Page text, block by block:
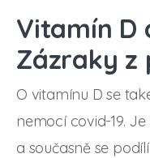
Vitamín D
Zázraky z
O vitamínu D se
nemocí covid-19.
a současně se